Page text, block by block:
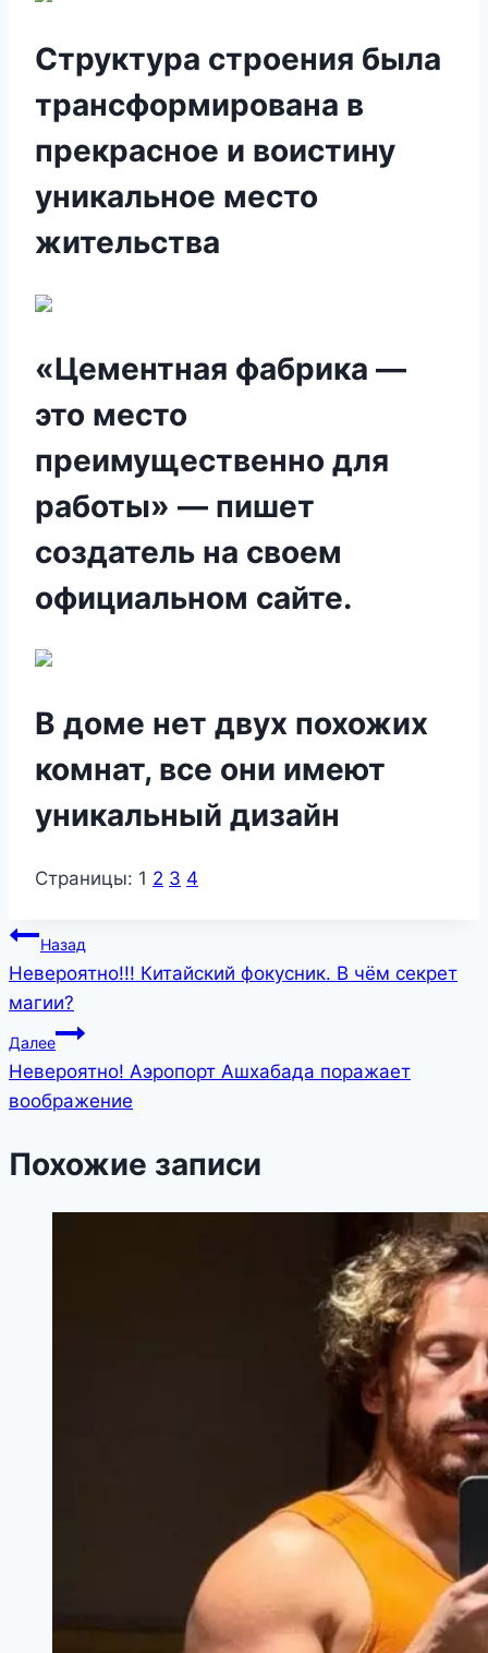
Структура строения была
трансформирована в
прекрасное и воистину
уникальное место
жительства
«Цементная фабрика —
это место
преимущественно для
работы» — пишет
создатель на своем
официальном сайте.
В доме нет двух похожих
комнат, все они имеют
уникальный дизайн
Страницы: 1 2 3 4
Навигация
по
записям
Назад
Невероятно!!! Китайский фокусник. В чём секрет
магии?
Далее
Невероятно! Аэропорт Ашхабада поражает
воображение
Похожие записи